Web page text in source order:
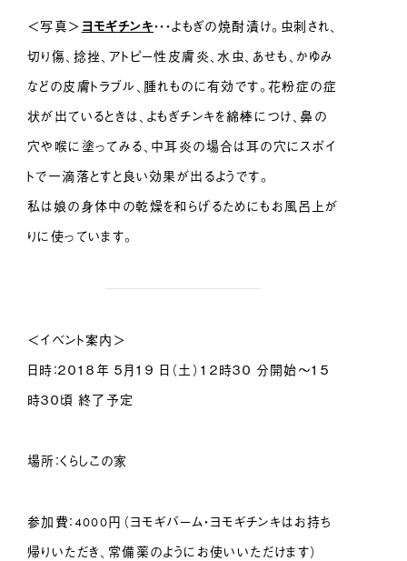
＜写真＞ ヨモギチンキ・・・よもぎの焼酎漬け。虫刺され、
切り傷、捻挫、アトピー性皮膚炎、水虫、あせも、かゆみ
などの皮膚トラブル、腫れものに有効です。花粉症の症
状が出ているときは、よもぎチンキを綿棒につけ、鼻の
穴や喉に塗ってみる、中耳炎の場合は耳の穴にスポイ
トで一滴落とすと良い効果が出るようです。
私は娘の身体中の乾燥を和らげるためにもお風呂上が
りに使っています。
＜イベント案内＞
日時：２０１８年 ５月１９ 日（土）１２時３０ 分開始〜１５
時３０頃 終了予定
場所：くらしこの家
参加費：4000円（ヨモギバーム・ヨモギチンキはお持ち
帰りいただき、常備薬のようにお使いいただけます）